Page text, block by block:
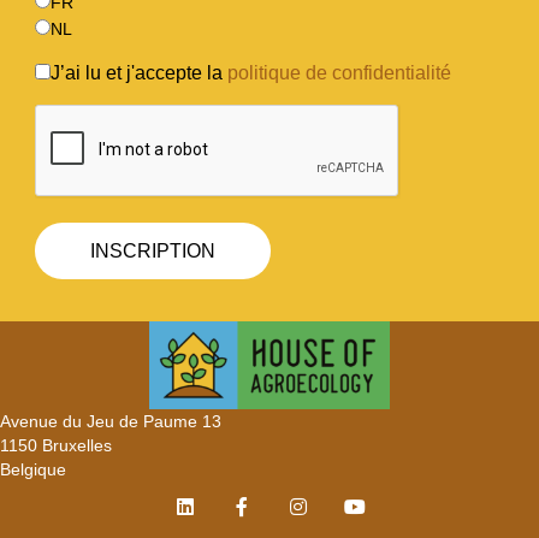
NL
J’ai lu et j'accepte la politique de confidentialité
Avenue du Jeu de Paume 13
1150 Bruxelles
Belgique